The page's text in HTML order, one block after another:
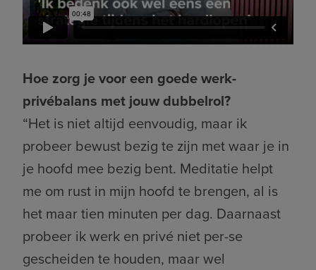
Hoe zorg je voor een goede werk-
privébalans met jouw dubbelrol?
“Het is niet altijd eenvoudig, maar ik
probeer bewust bezig te zijn met waar je in
je hoofd mee bezig bent. Meditatie helpt
me om rust in mijn hoofd te brengen, al is
het maar tien minuten per dag. Daarnaast
probeer ik werk en privé niet per-se
gescheiden te houden, maar wel